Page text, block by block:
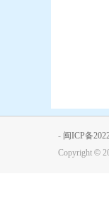
- 闽ICP备
Copyright ©